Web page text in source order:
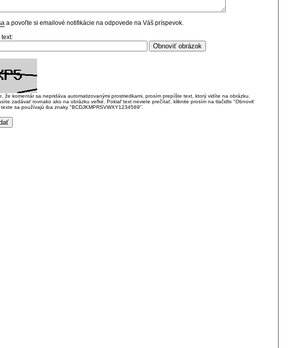
a povoľte si emailové notifikácie na odpovede na Váš príspevok.
že komentár sa nepridáva automatizovanými prostriedkami, prosím prepíšte text, ktorý vidíte na obrázku.
zadávať rovnako ako na obrázku veľké. Pokiaľ text neviete prečítať, kliknite prosím na tlačidlo "Obnoviť
sa používajú iba znaky "BCDJKMPRSVWXY1234589".